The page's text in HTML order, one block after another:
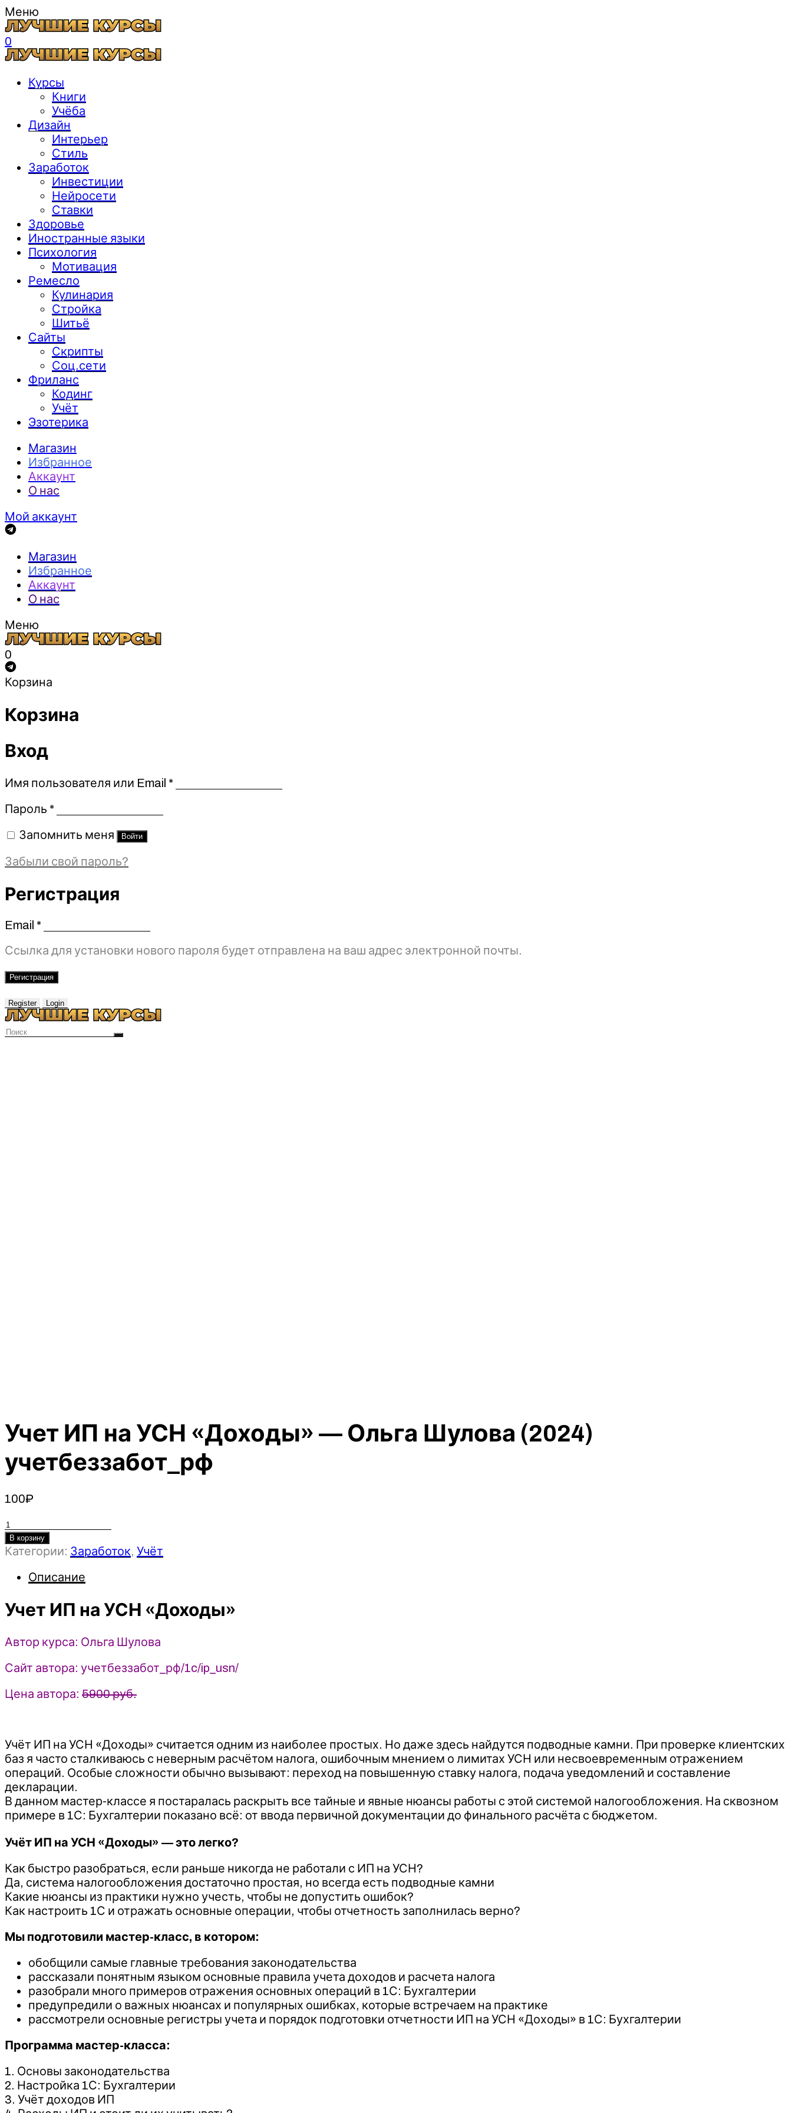
Меню
0
Курсы
Книги
Учёба
Дизайн
Интерьер
Стиль
Заработок
Инвестиции
Нейросети
Ставки
Здоровье
Иностранные языки
Психология
Мотивация
Ремесло
Кулинария
Стройка
Шитьё
Сайты
Скрипты
Соц.сети
Фриланс
Кодинг
Учёт
Эзотерика
Магазин
Избранное
Аккаунт
О нас
Мой аккаунт
Магазин
Избранное
Аккаунт
О нас
Меню
0
Корзина
Корзина
Вход
Имя пользователя или Email *Обязательно
Пароль *Обязательно
Запомнить меня Войти
Забыли свой пароль?
Регистрация
Email *Обязательно
Ссылка для установки нового пароля будет отправлена ​​на ваш адрес электронной почты.
Регистрация
Register Login
Учет ИП на УСН «Доходы» — Ольга Шулова (2024)
учетбеззабот_рф
100₽
Количество
товара
Учет
на
«Доходы»
Ольга
Шулова
(2024)
учетбеззабот_рф
В корзину
Категории: Заработок, Учёт
Описание
Учет ИП на УСН «Доходы»
Автор курса: Ольга Шулова
Сайт автора: учетбеззабот_рф/1c/ip_usn/
Цена автора: 5900 руб.
Учёт ИП на УСН «Доходы» считается одним из наиболее простых. Но даже здесь найдутся подводные камни. При проверке клиентских
баз я часто сталкиваюсь с неверным расчётом налога, ошибочным мнением о лимитах УСН или несвоевременным отражением
операций. Особые сложности обычно вызывают: переход на повышенную ставку налога, подача уведомлений и составление
декларации.
В данном мастер-классе я постаралась раскрыть все тайные и явные нюансы работы с этой системой налогообложения. На сквозном
примере в 1С: Бухгалтерии показано всё: от ввода первичной документации до финального расчёта с бюджетом.
Учёт ИП на УСН «Доходы» — это легко?
Как быстро разобраться, если раньше никогда не работали с ИП на УСН?
Да, система налогообложения достаточно простая, но всегда есть подводные камни
Какие нюансы из практики нужно учесть, чтобы не допустить ошибок?
Как настроить 1С и отражать основные операции, чтобы отчетность заполнилась верно?
Мы подготовили мастер-класс, в котором:
обобщили самые главные требования законодательства
рассказали понятным языком основные правила учета доходов и расчета налога
разобрали много примеров отражения основных операций в 1С: Бухгалтерии
предупредили о важных нюансах и популярных ошибках, которые встречаем на практике
рассмотрели основные регистры учета и порядок подготовки отчетности ИП на УСН «Доходы» в 1С: Бухгалтерии
Программа мастер-класса:
1. Основы законодательства
2. Настройка 1С: Бухгалтерии
3. Учёт доходов ИП